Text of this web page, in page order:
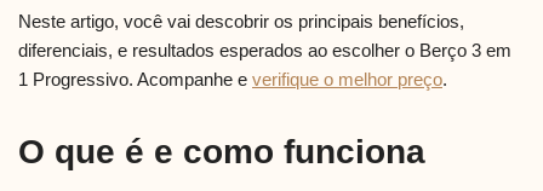
Neste artigo, você vai descobrir os principais benefícios,
diferenciais, e resultados esperados ao escolher o Berço 3 em
1 Progressivo. Acompanhe e verifique o melhor preço.
O que é e como funciona